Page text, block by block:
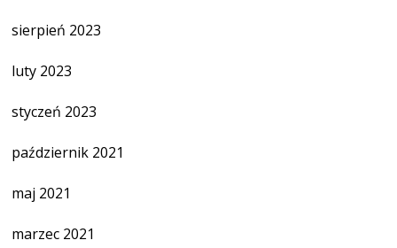
sierpień 2023
luty 2023
styczeń 2023
październik 2021
maj 2021
marzec 2021